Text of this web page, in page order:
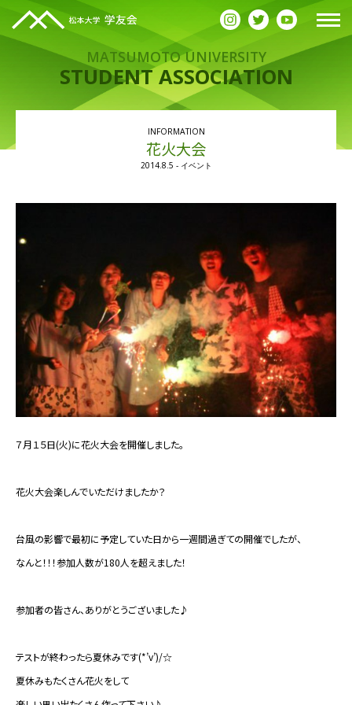
お知らせ
MATSUMOTO UNIVERSITY
STUDENT ASSOCIATION
INFORMATION
花火大会
2014.8.5 - イベント
７月１５日(火)に花火大会を開催しました。
花火大会楽しんでいただけましたか？
台風の影響で最初に予定していた日から一週間過ぎての開催でしたが、
なんと！！！参加人数が180人を超えました！
参加者の皆さん、ありがとうございました♪
テストが終わったら夏休みです(*’v’)/☆
夏休みもたくさん花火をして